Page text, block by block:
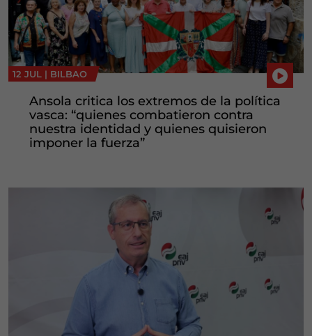
12 JUL | BILBAO
Ansola critica los extremos de la política
vasca: “quienes combatieron contra
nuestra identidad y quienes quisieron
imponer la fuerza”